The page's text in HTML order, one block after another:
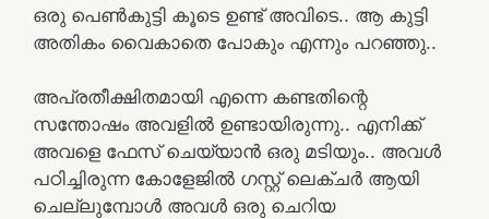
ഒരു പെൺകുട്ടി കൂടെ ഉണ്ട് അവിടെ.. ആ കുട്ടി
അതികം വൈകാതെ പോകും എന്നും പറഞ്ഞു..
അപ്രതീക്ഷിതമായി എന്നെ കണ്ടതിന്റെ
സന്തോഷം അവളിൽ ഉണ്ടായിരുന്നു.. എനിക്ക്
അവളെ ഫേസ് ചെയ്യാൻ ഒരു മടിയും.. അവൾ
പഠിച്ചിരുന്ന കോളേജിൽ ഗസ്റ്റ് ലെക്ചർ ആയി
ചെല്ലുമ്പോൾ അവൾ ഒരു ചെറിയ